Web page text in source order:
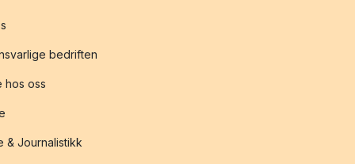
bedriften
hos oss
& Journalistikk